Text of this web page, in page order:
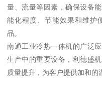
量、流量等因素，确保设备
能化程度、节能效果和维护
品。
南通工业冷热一体机的广泛
生产中的重要设备，利德盛
质量提升，为客户提供加和的